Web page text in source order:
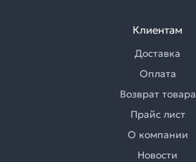
Клиентам
Доставка
Оплата
Возврат товара
Прайс лист
О компании
Новости